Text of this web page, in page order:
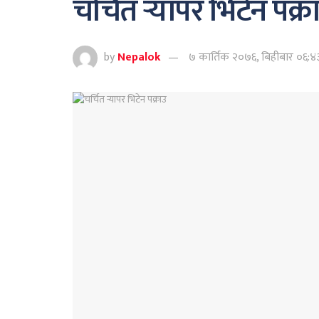
चर्चित र्‍यापर भिटेन
byNepalok ७ कार्तिक २०७६, बिहीबार